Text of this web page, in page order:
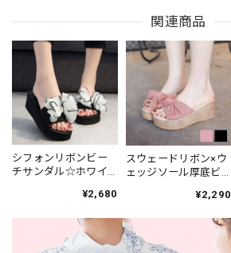
関連商品
シフォンリボンビー
チサンダル☆ホワイ
¥2,680
スウェードリボン×ウ
ェッジソール厚底ビ
¥2,290